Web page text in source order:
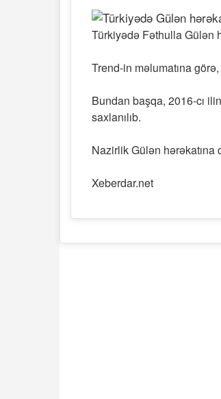
Türkiyədə Fəthulla Gülən
Trend-in məlumatına
Bundan başqa, 2016-cı
saxlanılıb.
Nazirlik Gülən
Xeberdar.net